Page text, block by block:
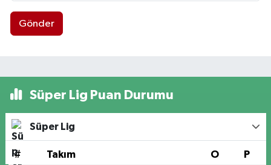
Gönder
Süper Lig Puan Durumu
Süper Lig
# Takım O P